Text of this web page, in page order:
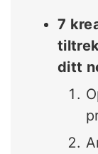
7
ditt